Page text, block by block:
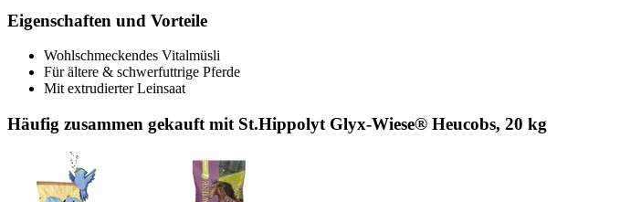
Eigenschaften und Vorteile
Wohlschmeckendes Vitalmüsli
Für ältere & schwerfuttrige Pferde
Mit extrudierter Leinsaat
Häufig zusammen gekauft mit St.Hippolyt Glyx-Wiese® Heucobs, 20 kg